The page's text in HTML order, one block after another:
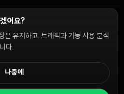
드커뮤니티 랭킹
쿠키 설정
어요?
유지하고, 트래픽과 기능 사용 분석
다.
나중에